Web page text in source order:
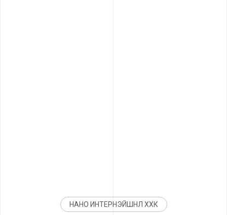
НАНО ИНТЕРНЭЙШНЛ ХХК